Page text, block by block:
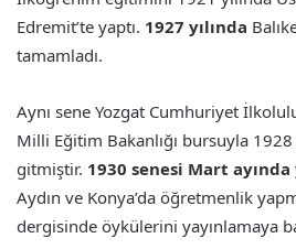
Edremit’te yaptı. 1927 yılında
tamamladı.
Aynı sene Yozgat Cumhuriyet
Milli Eğitim Bakanlığı bursuyla 1928
gitmiştir. 1930 senesi Mart
Aydın ve Konya’da öğretmenlik
dergisinde öykülerini yayınlamaya